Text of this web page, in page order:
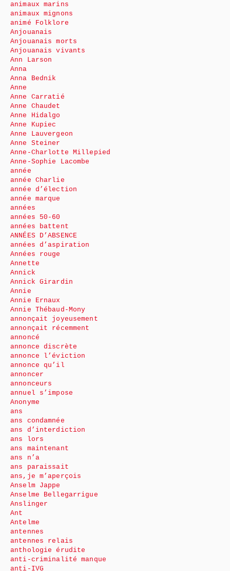
animaux marins
animaux mignons
animé Folklore
Anjouanais
Anjouanais morts
Anjouanais vivants
Ann Larson
Anna
Anna Bednik
Anne
Anne Carratié
Anne Chaudet
Anne Hidalgo
Anne Kupiec
Anne Lauvergeon
Anne Steiner
Anne-Charlotte Millepied
Anne-Sophie Lacombe
année
année Charlie
année d’élection
année marque
années
années 50-60
années battent
ANNÉES D’ABSENCE
années d’aspiration
Années rouge
Annette
Annick
Annick Girardin
Annie
Annie Ernaux
Annie Thébaud-Mony
annonçait joyeusement
annonçait récemment
annoncé
annonce discrète
annonce l’éviction
annonce qu’il
annoncer
annonceurs
annuel s’impose
Anonyme
ans
ans condamnée
ans d’interdiction
ans lors
ans maintenant
ans n’a
ans paraissait
ans,je m’aperçois
Anselm Jappe
Anselme Bellegarrigue
Anslinger
Ant
Antelme
antennes
antennes relais
anthologie érudite
anti-criminalité manque
anti-IVG